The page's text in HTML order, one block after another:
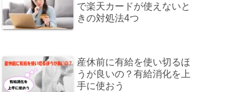
で楽天カードが使えないと
きの対処法4つ
産休前に有給を使い切るほ
うが良いの？有給消化を上
手に使おう